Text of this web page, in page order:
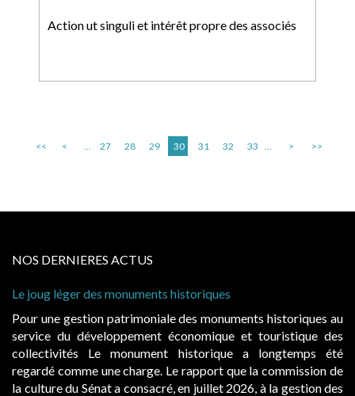
Action ut singuli et intérêt propre des associés
<< < ... 27 28 29 30 31 32 33 ... > >>
NOS DERNIERES ACTUS
des monuments historiques
gestion patrimoniale des monuments historiques au
du développement économique et touristique des
Le monument historique a longtemps été
comme une charge. Le rapport que la commission de
du Sénat a consacré, en juillet 2026, à la gestion des
également
public,